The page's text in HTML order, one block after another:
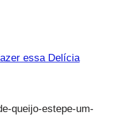
essa Delícia
queijo-estepe-um-